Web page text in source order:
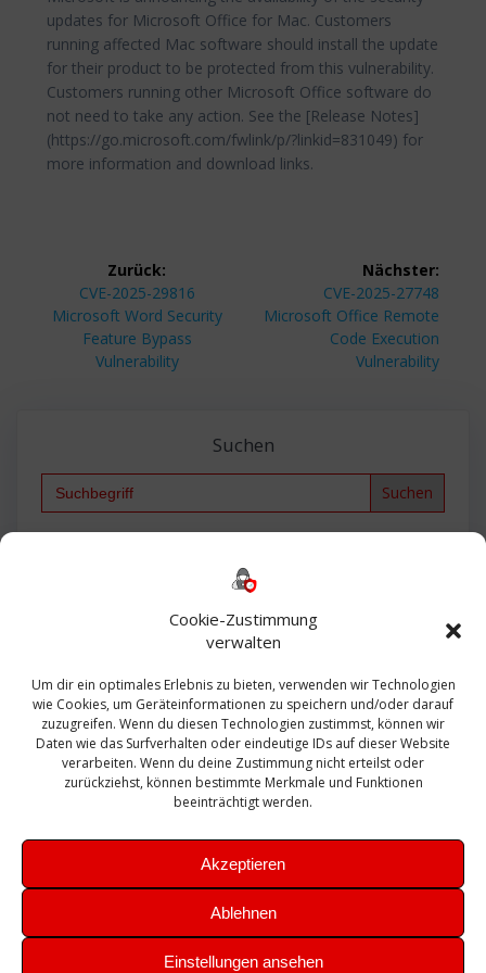
Cookie-Zustimmung
verwalten
Um dir ein optimales Erlebnis zu bieten, verwenden wir Technologien
wie Cookies, um Geräteinformationen zu speichern und/oder darauf
zuzugreifen. Wenn du diesen Technologien zustimmst, können wir
Daten wie das Surfverhalten oder eindeutige IDs auf dieser Website
verarbeiten. Wenn du deine Zustimmung nicht erteilst oder
zurückziehst, können bestimmte Merkmale und Funktionen
beeinträchtigt werden.
Akzeptieren
Ablehnen
Einstellungen ansehen
updates for Microsoft Office for Mac. Customers
running affected Mac software should install the update
for their product to be protected from this vulnerability.
Customers running other Microsoft Office software do
not need to take any action. See the [Release Notes]
(https://go.microsoft.com/fwlink/p/?linkid=831049) for
more information and download links.
Beitragsnavigation
Zurück:
Vorheriger
Beitrag:
CVE-2025-29816
Microsoft Word Security
Feature Bypass
Vulnerability
Nächster:
Nächster
Beitrag:
CVE-2025-27748
Microsoft Office Remote
Code Execution
Vulnerability
Suchen
Search
Bautagebuch
Exchange firewall Fritzbox
Microsoft
Sanierung SBS Security Server Sicherheit
Sicherung SIEM Sophos SSL Ubuntu
Update Upgrade UTM VCenter VCSA Veeam
VMWare VPN WAZUH Windows
Zertifikat